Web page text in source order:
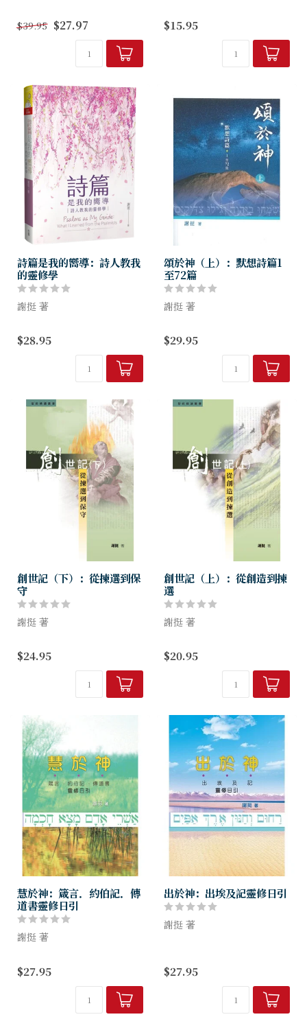
提及神的名字──雅歌、以斯
帖記。無論是從神學論述，或
是從聖經應用的角度來看，神
顯眼的缺席都是令人不安，且
$39.95 $27.97
案例，見證神在普世華人神學
教育中的工作。故事從一個神
的僕人劉富理牧師開始，延伸
到普世華人的神學教育。
$15.95
詩篇是我的嚮導：詩人教我
的靈修學
謝挺 著
的旅遊札記，
札記雖記載不好走的原文仄
徑，卻要引導我們踏上詩篇默
想的靈性之旅。
$28.95
頌於神（上）：默想詩篇1
至72篇
謝挺 著
「讚美」，所以這是一卷讚美
的書卷。詩篇本來是歌曲，而
詩篇的經文就是歌詞。詩篇既
是讚美神的詩集，也是讚美神
$29.95
創世記（下）：從揀選到保
守
謝挺 著
揀選結束，中間包括人的墮落
與分散。下冊接續從神的揀選
開始，以神的保守結束，中間
包括人面對的試驗、超越與掙
$24.95
創世記（上）：從創造到揀
選
謝挺 著
揀選》的特色是集各家所長。
作者結合創世記的文學、古近
東文化，以及創世記對我們現
今的應用，幫助讀者對創世
$20.95
慧於神：箴言．約伯記．傳
道書靈修日引
謝挺 著
深受信徒愛戴；本書是她這系
列著作的第二部，結合箴言、
約伯記和傳道書的信息，揭示
人生所需的三種智慧：風平浪
$27.95
出於神：出埃及記靈修日引
謝挺 著
原文靈修著作。它沿用上兩本
書的格式，以解釋聖經原文字
詞為起始，挑選現有聖經中文
譯本中，未能完全翻...
$27.95